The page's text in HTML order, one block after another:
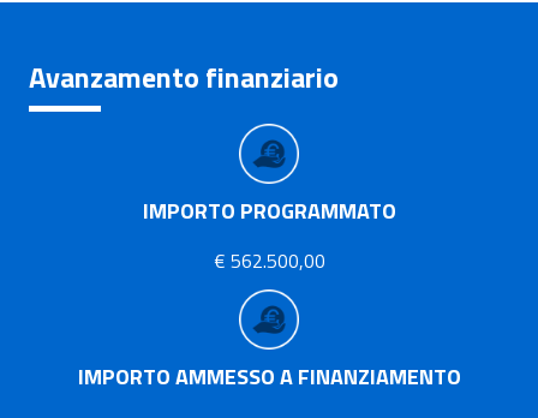
Avanzamento finanziario
IMPORTO PROGRAMMATO
€ 562.500,00
IMPORTO AMMESSO A FINANZIAMENTO